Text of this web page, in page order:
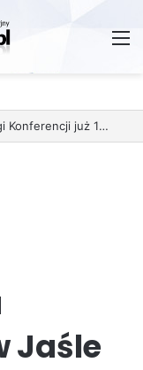
Jaśle